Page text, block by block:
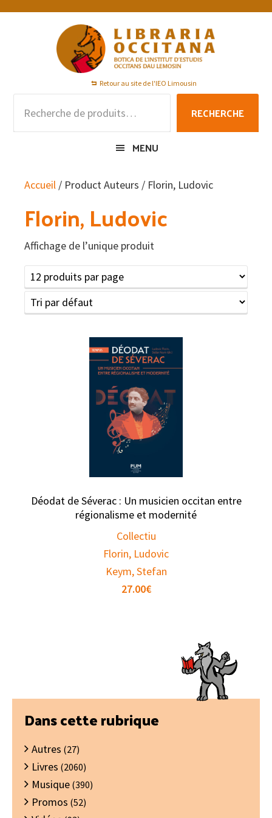
Passer
Passer
Passer
Retour au site de l'IEO Limousin
pour :
RECHERCHE
MENU
Accueil / Product Auteurs / Florin, Ludovic
Florin, Ludovic
Affichage de l’unique produit
Déodat de Séverac : Un musicien occitan entre
régionalisme et modernité
Collectiu
Florin, Ludovic
Keym, Stefan
27.00€
Barre
latérale
principale
Dans cette rubrique
Autres (27)
Livres (2060)
Musique (390)
Promos (52)